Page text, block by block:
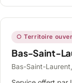
○ Territoire
Bas-Saint-
Bas-Saint-Laurent,